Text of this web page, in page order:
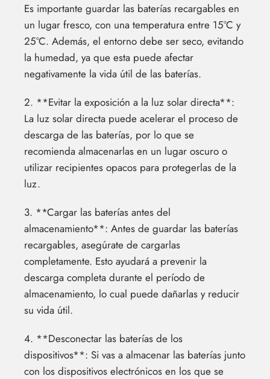
Es importante guardar las baterías recargables en
un lugar fresco, con una temperatura entre 15°C y
25°C. Además, el entorno debe ser seco, evitando
la humedad, ya que esta puede afectar
negativamente la vida útil de las baterías.
2. **Evitar la exposición a la luz solar directa**:
La luz solar directa puede acelerar el proceso de
descarga de las baterías, por lo que se
recomienda almacenarlas en un lugar oscuro o
utilizar recipientes opacos para protegerlas de la
luz.
3. **Cargar las baterías antes del
almacenamiento**: Antes de guardar las baterías
recargables, asegúrate de cargarlas
completamente. Esto ayudará a prevenir la
descarga completa durante el período de
almacenamiento, lo cual puede dañarlas y reducir
su vida útil.
4. **Desconectar las baterías de los
dispositivos**: Si vas a almacenar las baterías junto
con los dispositivos electrónicos en los que se